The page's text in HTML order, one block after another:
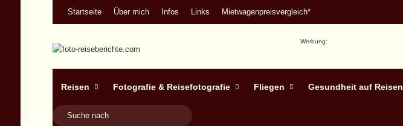
Startseite Über mich Infos Links Mietwagenpreisvergleich*
Werbung:
Reisen Fotografie & Reisefotografie Fliegen Gesundheit auf Reisen